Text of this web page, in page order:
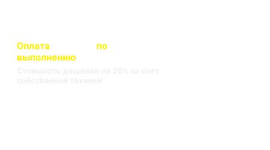
Оплата
по
выполнению